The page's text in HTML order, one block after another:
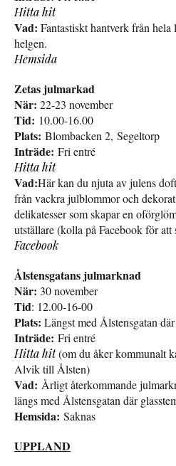
Hitta hit
Vad: Fantastiskt hantverk från
helgen.
Hemsida
Zetas julmarkad
När: 22-23 november
Tid: 10.00-16.00
Plats: Blombacken 2, Segeltorp
Inträde: Fri entré
Hitta hit
Vad:Här kan du njuta av julens
från vackra julblommor och
delikatesser som skapar en
utställare (kolla på Facebook för att
Facebook
Ålstensgatans julmarknad
När: 30 november
Tid: 12.00-16-00
Plats: Längst med Ålstensgatan
Inträde: Fri entré
Hitta hit(om du åker kommunalt
Alvik till Ålsten)
Vad: Årligt återkommande
längs med Ålstensgatan där
Hemsida: Saknas
UPPLAND